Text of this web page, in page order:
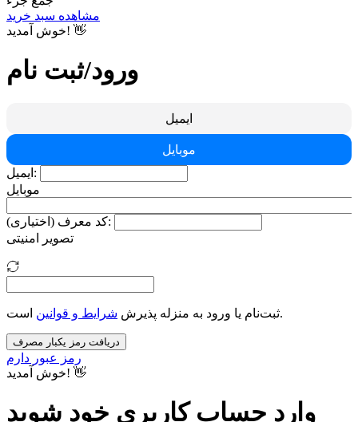
مشاهده سبد خرید
خوش آمدید! 👋
ورود/ثبت نام
ایمیل
موبایل
ایمیل:
موبایل
کد معرف (اختیاری):
تصویر امنیتی
ثبت‌نام یا ورود به منزله پذیرش شرایط و قوانین است.
دریافت رمز یکبار مصرف
رمز عبور دارم
خوش آمدید! 👋
وارد حساب کاربری خود شوید